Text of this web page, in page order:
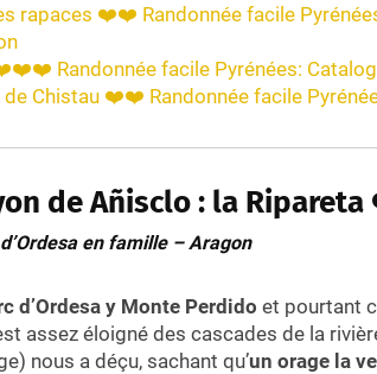
rapaces ❤️❤️ Randonnée facile
Randonnée facile Pyrénées:
de Chistau ❤️❤️ Randonnée facile
de Añisclo : la
en famille – Aragon
d’Ordesa y Monte Perdido et pourtant
assez éloigné des cascades de la
nous a déçu, sachant qu’un orage la